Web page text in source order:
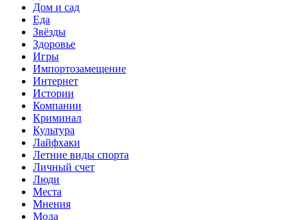
Дом и сад
Еда
Звёзды
Здоровье
Игры
Импортозамещение
Интернет
Истории
Компании
Криминал
Культура
Лайфхаки
Летние виды спорта
Личный счет
Люди
Места
Мнения
Мода